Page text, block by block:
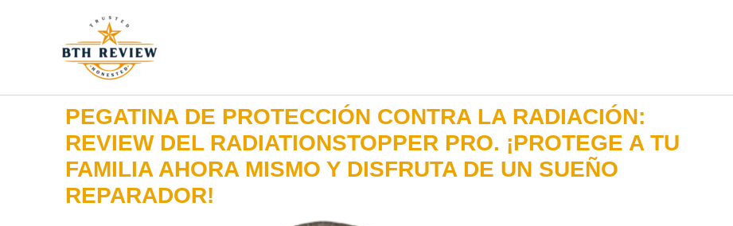
PEGATINA DE PROTECCIÓN CONTRA LA RADIACIÓN:
REVIEW DEL RADIATIONSTOPPER PRO. ¡PROTEGE A TU
FAMILIA AHORA MISMO Y DISFRUTA DE UN SUEÑO
REPARADOR!